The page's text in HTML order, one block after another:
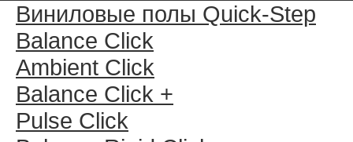
Виниловые полы Quick-Step
Balance Click
Ambient Click
Balance Click +
Pulse Click